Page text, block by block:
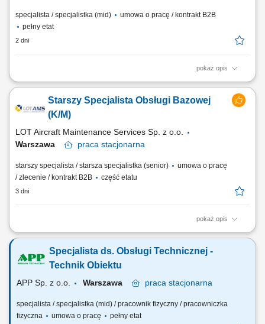
specjalista / specjalistka (mid)
umowa o pracę / kontrakt B2B
pełny etat
2 dni
pokaż opis
Zadania Nadzorowanie i rozpatrywanie zgłoszeń reklamacyjnych
lotniczych. Aktywne wspieranie zespołów odpowiedzialnych za
harmonogramowanie oraz nadzór nad przebiegiem obsługi bazowej.
Starszy Specjalista Obsługi Bazowej
(K/M)
LOT Aircraft Maintenance Services Sp. z o.o.
Warszawa
praca stacjonarna
starszy specjalista / starsza specjalistka (senior)
umowa o pracę
/ zlecenie / kontrakt B2B
część etatu
3 dni
pokaż opis
Obowiązki na stanowisku Przygotowywanie analiz, raportów oraz
Przeprowadzanie ocen kompetencji personelu technicznego oraz
monitorowanie zgodności kwalifikacji z wymaganiami i procedurami
Specjalista ds. Obsługi Technicznej -
Technik Obiektu
APP Sp. z o.o. Warszawa praca stacjonarna
specjalista / specjalistka (mid) / pracownik fizyczny / pracowniczka
fizyczna
umowa o pracę pełny etat